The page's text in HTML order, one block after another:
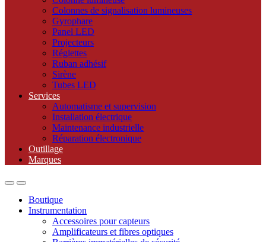
Colonnes de signalisation lumineuses
Gyrophare
Panel LED
Projecteurs
Réglettes
Ruban adhésif
Sirène
Tubes LED
Services
Automatisme et supervision
Installation électrique
Maintenance industrielle
Réparation électronique
Outillage
Marques
Boutique
Instrumentation
Accessoires pour capteurs
Amplificateurs et fibres optiques